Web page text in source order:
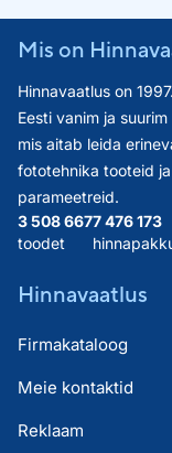
Mis on
Hinnavaatlus on
Eesti vanim ja
mis aitab leida
fototehnika tooteid
parameetreid.
3 508 667
toodet
7 476 173
Hinnavaatlus
Firmakataloog
Meie kontaktid
Reklaam